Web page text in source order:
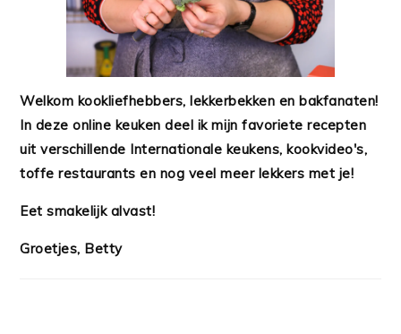
Welkom kookliefhebbers, lekkerbekken en bakfanaten!
In deze online keuken deel ik mijn favoriete recepten
uit verschillende Internationale keukens, kookvideo's,
toffe restaurants en nog veel meer lekkers met je!
Eet smakelijk alvast!
Groetjes, Betty